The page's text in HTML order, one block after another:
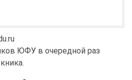
ЮФУ в очередной раз